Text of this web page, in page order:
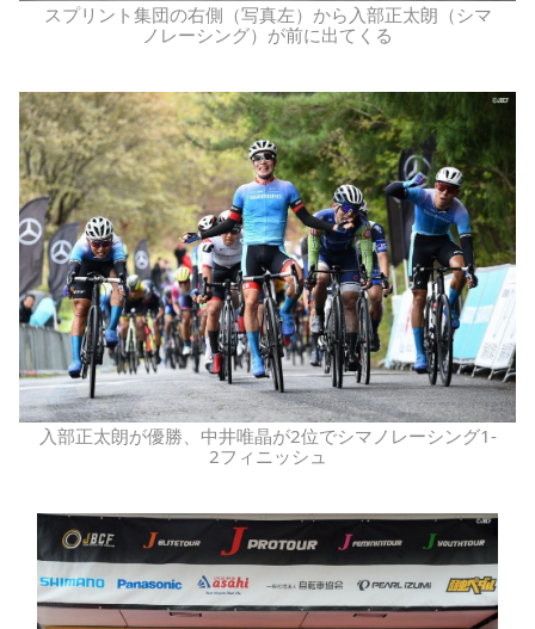
スプリント集団の右側（写真左）から入部正太朗（シマ
ノレーシング）が前に出てくる
入部正太朗が優勝、中井唯晶が2位でシマノレーシング1-
2フィニッシュ